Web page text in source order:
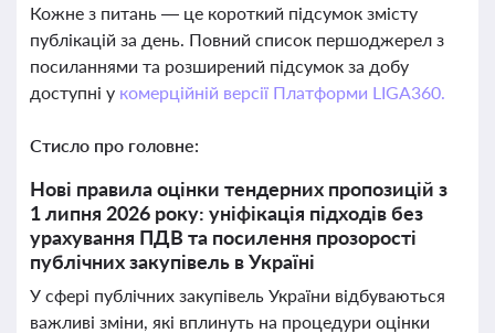
Кожне з питань — це короткий підсумок змісту
публікацій за день. Повний список першоджерел з
посиланнями та розширений підсумок за добу
доступні у комерційній версії Платформи LIGA360.
Стисло про головне:
Нові правила оцінки тендерних пропозицій з
1 липня 2026 року: уніфікація підходів без
урахування ПДВ та посилення прозорості
публічних закупівель в Україні
У сфері публічних закупівель України відбуваються
важливі зміни, які вплинуть на процедури оцінки